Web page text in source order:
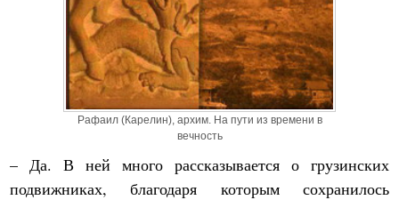
Рафаил (Карелин), архим. На пути из времени в
вечность
– Да. В ней много рассказывается о грузинских
подвижниках, благодаря которым сохранилось